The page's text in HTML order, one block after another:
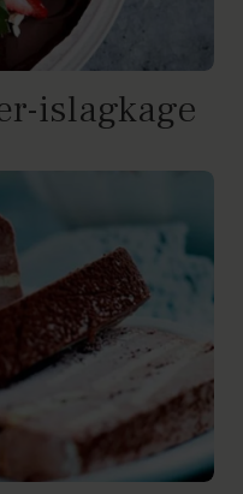
islagkage